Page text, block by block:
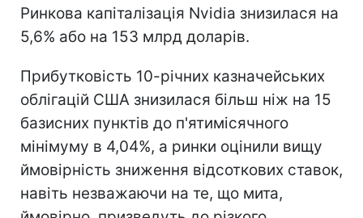
Ринкова капіталізація Nvidia знизилася на
5,6% або на 153 млрд доларів.
Прибутковість 10-річних казначейських
облігацій США знизилася більш ніж на 15
базисних пунктів до п'ятимісячного
мінімуму в 4,04%, а ринки оцінили вищу
ймовірність зниження відсоткових ставок,
навіть незважаючи на те, що мита,